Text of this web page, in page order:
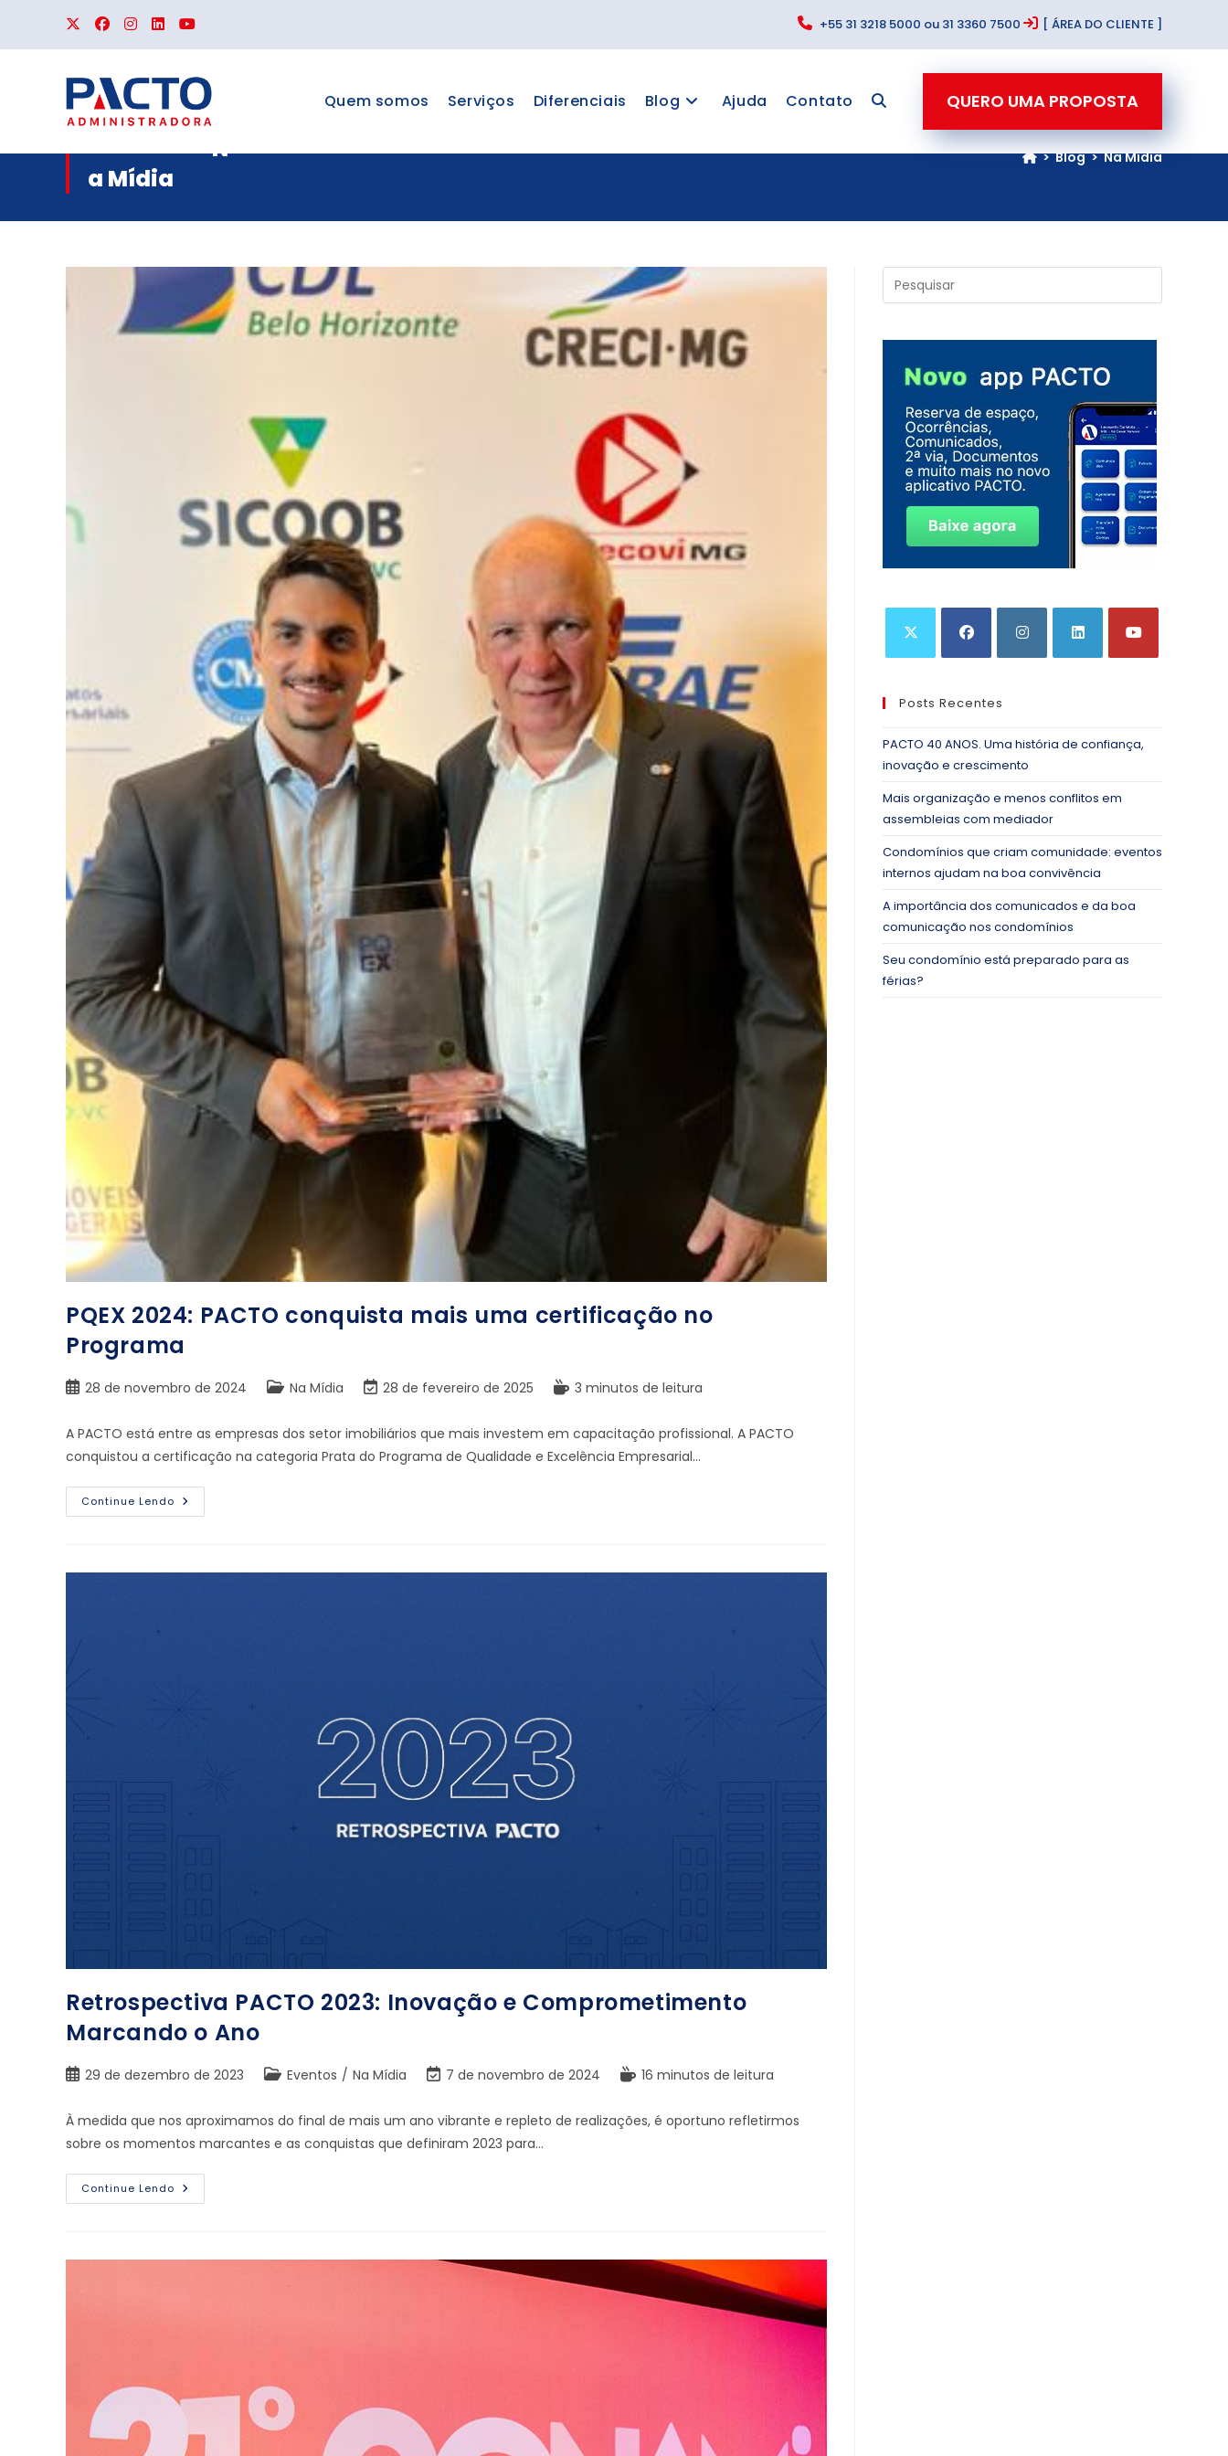
+55 31 3218 5000 ou 31 3360 7500 [ ÁREA DO CLIENTE ]
QUERO UMA PROPOSTA
Quem somos Serviços Diferenciais Blog Ajuda Contato
N
a Mídia
> Blog > Na Mídia
PQEX 2024: PACTO conquista mais uma certificação no
Programa
28 de novembro de 2024 Na Mídia 28 de fevereiro de 2025 3 minutos de leitura
A PACTO está entre as empresas dos setor imobiliários que mais investem em capacitação profissional. A PACTO
conquistou a certificação na categoria Prata do Programa de Qualidade e Excelência Empresarial…
Continue Lendo
Retrospectiva PACTO 2023: Inovação e Comprometimento
Marcando o Ano
29 de dezembro de 2023 Eventos / Na Mídia 7 de novembro de 2024 16 minutos de leitura
À medida que nos aproximamos do final de mais um ano vibrante e repleto de realizações, é oportuno refletirmos
sobre os momentos marcantes e as conquistas que definiram 2023 para…
Continue Lendo
Posts Recentes
PACTO 40 ANOS. Uma história de confiança,
inovação e crescimento
Mais organização e menos conflitos em
assembleias com mediador
Condomínios que criam comunidade: eventos
internos ajudam na boa convivência
A importância dos comunicados e da boa
comunicação nos condomínios
Seu condomínio está preparado para as
férias?